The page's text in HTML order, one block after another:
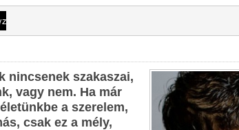
nincsenek szakaszai,
vagy nem. Ha már
a szerelem,
csak ez a mély,